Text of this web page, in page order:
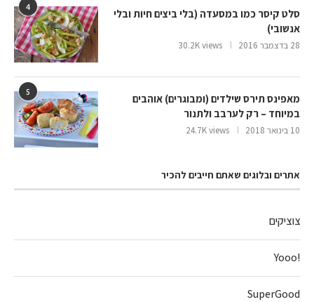
4
סלט קיסר כמו במסעדה (בלי ביצים חיות ובלי
אנשובי)
28 בדצמבר 2016 30.2K views
5
מאפינס תירס שילדים (ומבוגרים) אוהבים
במיוחד – רק לערבב ולתנור
10 בינואר 2018 24.7K views
אתרים ובלוגים שאתם חייבים להכיר
צוציקים
!Yooo
SuperGood